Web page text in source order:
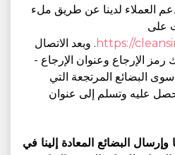
العملاء لدينا عن طريق ملء
على
https:// . وبعد الاتصال
رمز الإرجاع وعنوان الإرجاع -
البضائع المرتجعة التي
عليه وتسلم إلى عنوان
وإرسال البضائع المعادة إلينا في